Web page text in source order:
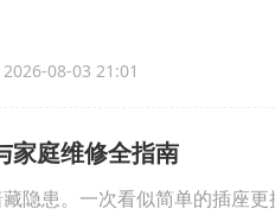
08-03 21:01
家庭维修全指南
隐患。一次看似简单的插座